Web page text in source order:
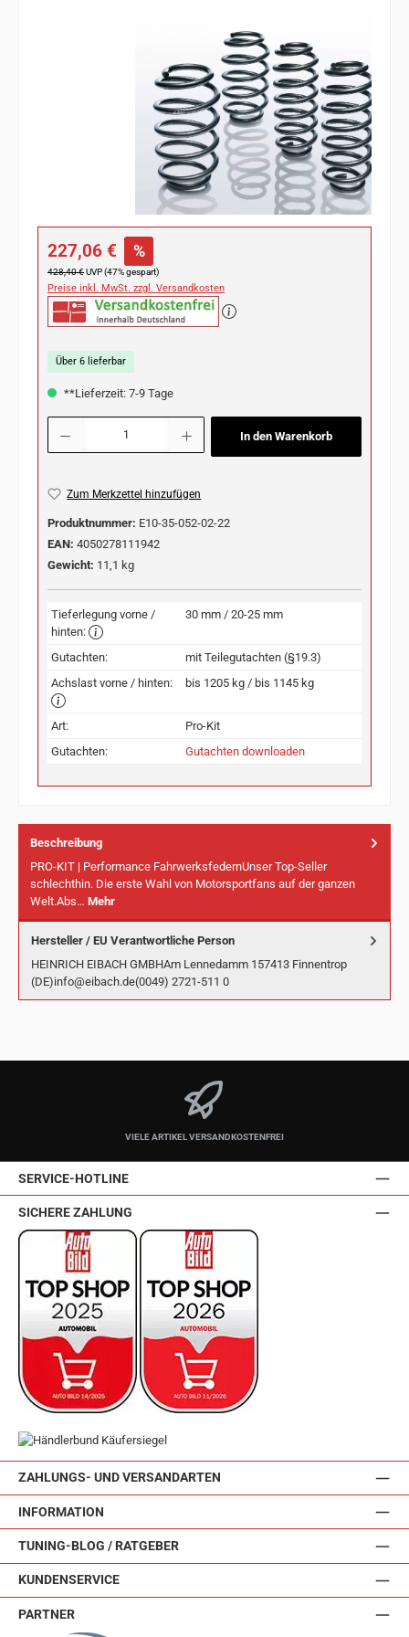
Verkaufspreis:
227,06 € %
Regulärer Preis:
428,40 €UVP (47% gespart)
Preise inkl. MwSt. zzgl. Versandkosten
Über 6 lieferbar
**Lieferzeit: 7-9 Tage
Produkt Anzahl: Gib den gewünschten Wert ein oder benutze die Schaltflächen
In den Warenkorb
Zum Merkzettel hinzufügen
Produktnummer: E10-35-052-02-22
EAN: 4050278111942
Gewicht: 11,1 kg
Tieferlegung vorne /
hinten:
30 mm / 20-25 mm
Gutachten:
mit Teilegutachten (§19.3)
Achslast vorne / hinten:
bis 1205 kg / bis 1145 kg
Art:
Pro-Kit
Gutachten:
Gutachten downloaden
Beschreibung
PRO-KIT | Performance FahrwerksfedernUnser Top-Seller
schlechthin. Die erste Wahl von Motorsportfans auf der ganzen
Welt.Abs… Mehr
Hersteller / EU Verantwortliche Person
HEINRICH EIBACH GMBHAm Lennedamm 157413 Finnentrop
(DE)info@eibach.de(0049) 2721-511 0
VIELE ARTIKEL VERSANDKOSTENFREI
SERVICE-HOTLINE
ZAHLUNGS- UND VERSANDARTEN
INFORMATION
TUNING-BLOG / RATGEBER
KUNDENSERVICE
SICHERE ZAHLUNG
PARTNER